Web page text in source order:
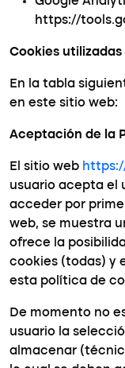
https://
Cookies
En la tabla
en este sitio web:
Aceptación de la
El sitio web
usuario acepta el
acceder por
web, se muestra
ofrece la
cookies (todas) y
esta política de
De momento no
usuario la
almacenar